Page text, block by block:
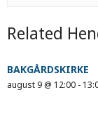
Related
BAKGÅRDSKIRKE
august 9 @ 12:00 -